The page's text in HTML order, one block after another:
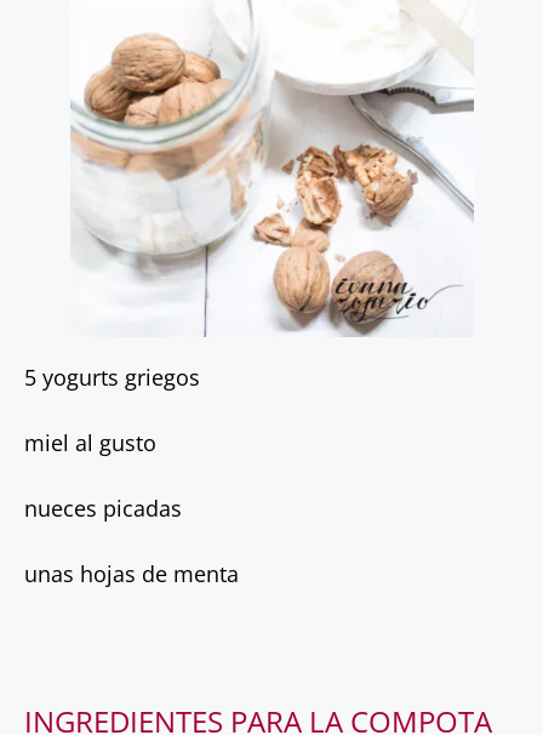
5 yogurts griegos
miel al gusto
nueces picadas
unas hojas de menta
INGREDIENTES PARA LA COMPOTA